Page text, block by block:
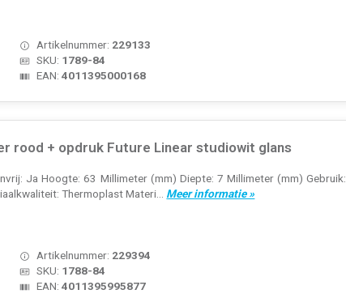
Artikelnummer: 229133
SKU: 1789-84
EAN:4011395000168
rood + opdruk Future Linear studiowit glans
Ja Hoogte: 63 Millimeter (mm) Diepte: 7 Millimeter (mm) Gebruik:
Thermoplast Materi... Meer informatie »
Artikelnummer: 229394
SKU: 1788-84
EAN:4011395995877